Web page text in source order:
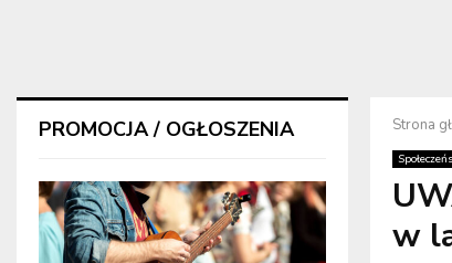
Strona
w
PROMOCJA / OGŁOSZENIA